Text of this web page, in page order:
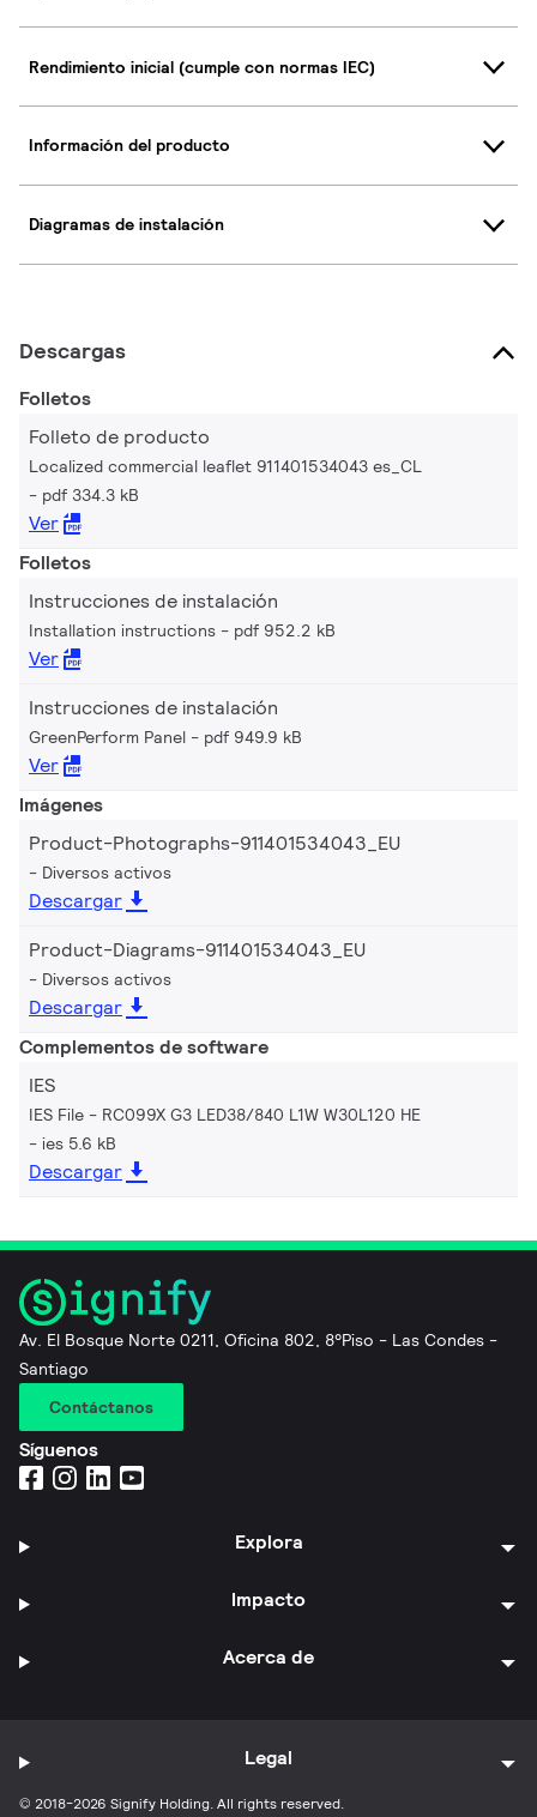
Rendimiento inicial (cumple con normas IEC)
Información del producto
Diagramas de instalación
Descargas
Folletos
Folleto de producto
Localized commercial leaflet 911401534043 es_CL
pdf 334.3 kB
Ver
Folletos
Instrucciones de instalación
Installation instructions pdf 952.2 kB
Ver
Instrucciones de instalación
GreenPerform Panel pdf 949.9 kB
Ver
Imágenes
Product-Photographs-911401534043_EU
Diversos activos
Descargar
Product-Diagrams-911401534043_EU
Diversos activos
Descargar
Complementos de software
IES
IES File - RC099X G3 LED38/840 L1W W30L120 HE
ies 5.6 kB
Descargar
Av. El Bosque Norte 0211, Oficina 802, 8°Piso - Las Condes -
Santiago
Contáctanos
Síguenos
Explora
Impacto
Acerca de
© 2018-2026 Signify Holding. All rights reserved.
Legal